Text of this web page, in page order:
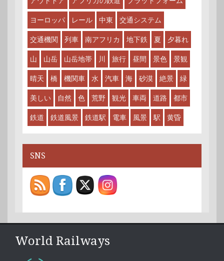
ヨーロッパ レール 中東 交通システム
交通機関 列車 南アフリカ 地下鉄 夏 夕暮れ
山 山岳 山岳地帯 川 旅行 昼間 景色 景観
晴天 橋 機関車 水 汽車 海 砂漠 絶景 緑
美しい 自然 色 荒野 観光 車両 道路 都市
鉄道 鉄道風景 鉄道駅 電車 風景 駅 黄昏
SNS
World Railways